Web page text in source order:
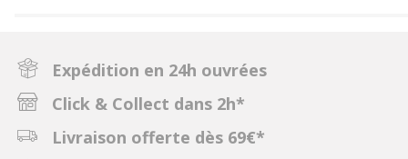
Expédition en 24h ouvrées
Click & Collect dans 2h*
Livraison offerte dès 69€*